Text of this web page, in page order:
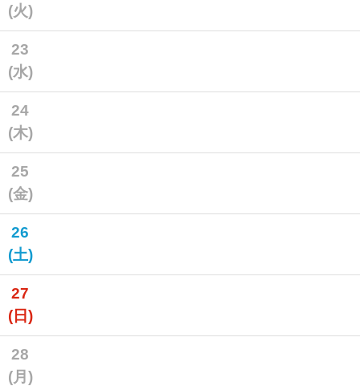
(火)
23
(水)
24
(木)
25
(金)
26
(土)
27
(日)
28
(月)